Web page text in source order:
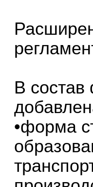
В состав
•форма